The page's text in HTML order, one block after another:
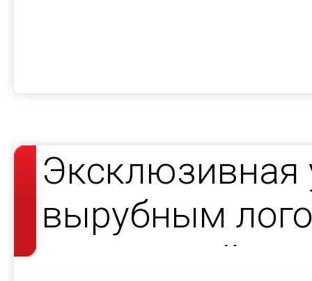
Эксклюзивная
вырубным
подсветкой